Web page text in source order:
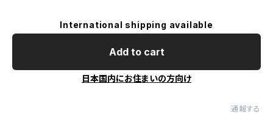
International shipping available
Add to cart
日本国内にお住まいの方向け
通報する